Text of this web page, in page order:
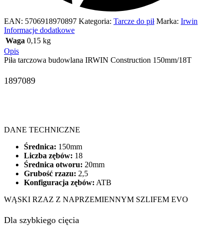
EAN: 5706918970897 Kategoria: Tarcze do pił Marka: Irwin
Informacje dodatkowe
Waga 0,15 kg
Opis
Piła tarczowa budowlana IRWIN Construction 150mm/18T
1897089
DANE TECHNICZNE
Średnica: 150mm
Liczba zębów: 18
Średnica otworu: 20mm
Grubość rzazu: 2,5
Konfiguracja zębów: ATB
WĄSKI RZAZ Z NAPRZEMIENNYM SZLIFEM EVO
Dla szybkiego cięcia